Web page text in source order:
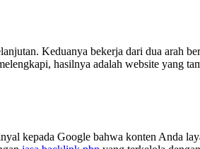
Keduanya bekerja dari dua arah
hasilnya adalah website yang
kepada Google bahwa konten Anda